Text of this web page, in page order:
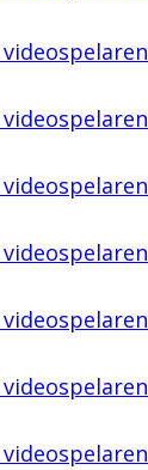
videospelaren
videospelaren
videospelaren